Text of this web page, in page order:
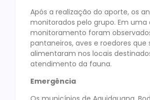
Após a realização do aporte, os
monitorados pelo grupo. Em uma
monitoramento foram
pantaneiros, aves e roedores que
alimentaram nos locais
atendimento da fauna.
Emergência